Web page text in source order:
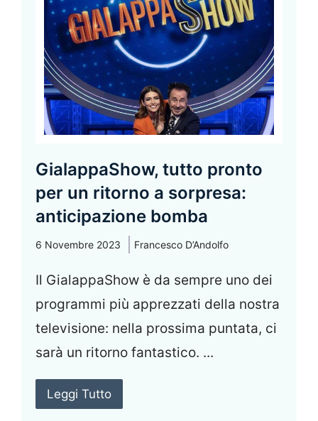
GialappaShow, tutto pronto
per un ritorno a sorpresa:
anticipazione bomba
6 Novembre 2023 Francesco D’Andolfo
Il GialappaShow è da sempre uno dei
programmi più apprezzati della nostra
televisione: nella prossima puntata, ci
sarà un ritorno fantastico. ...
Leggi Tutto